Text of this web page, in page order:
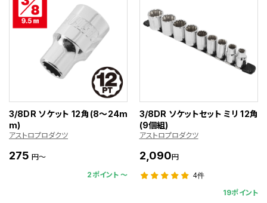
3/8DR ソケット 12角(8～24m
m)
アストロプロダクツ
275 円～
2ポイント 〜
3/8DR ソケットセット ミリ 12角
(9個組)
アストロプロダクツ
2,090円
4件
19ポイント